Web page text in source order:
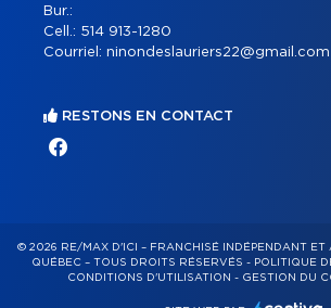
Bur.:
Cell.: 514 913-1280
Courriel: ninondeslauriers22@gmail.com
RESTONS EN CONTACT
© 2026 RE/MAX D'ICI – FRANCHISÉ INDÉPENDANT ET
QUÉBEC – TOUS DROITS RÉSERVÉS - POLITIQUE
CONDITIONS D'UTILISATION - GESTION DU